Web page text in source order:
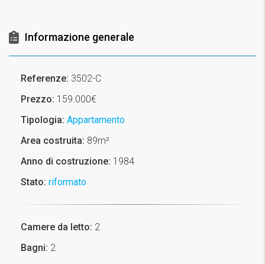
Informazione generale
Referenze: 3502-C
Prezzo: 159.000€
Tipologia: Appartamento
Area costruita: 89m²
Anno di costruzione: 1984
Stato: riformato
Camere da letto: 2
Bagni: 2